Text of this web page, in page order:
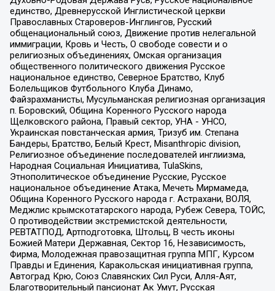
единство, Древнерусской Инглистической церкви
Православных Староверов-Инглингов, Русский
общенациональный союз, Движение против нелегальной
иммиграции, Кровь и Честь, О свободе совести и о
религиозных объединениях, Омская организация
общественного политического движения Русское
национальное единство, Северное Братство, Клуб
Болельщиков Футбольного Клуба Динамо,
Файзрахманисты, Мусульманская религиозная организация
п. Боровский, Община Коренного Русского народа
Щелковского района, Правый сектор, УНА - УНСО,
Украинская повстанческая армия, Тризуб им. Степана
Бандеры, Братство, Белый Крест, Misanthropic division,
Религиозное объединение последователей инглиизма,
Народная Социальная Инициатива, TulaSkins,
Этнополитическое объединение Русские, Русское
национальное объединение Атака, Мечеть Мирмамеда,
Община Коренного Русского народа г. Астрахани, ВОЛЯ,
Меджлис крымскотатарского народа, Рубеж Севера, ТОЙС,
О противодействии экстремистской деятельности,
РЕВТАТПОД, Артподготовка, Штольц, В честь иконы
Божией Матери Державная, Сектор 16, Независимость,
Фирма, Молодежная правозащитная группа МПГ, Курсом
Правды и Единения, Каракольская инициативная группа,
Автоград Крю, Союз Славянских Сил Руси, Алля-Аят,
Благотворительный пансионат Ак Умут, Русская